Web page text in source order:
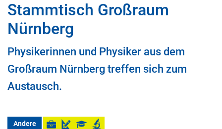
Stammtisch Großraum
Nürnberg
Physikerinnen und Physiker aus dem
Großraum Nürnberg treffen sich zum
Austausch.
Andere